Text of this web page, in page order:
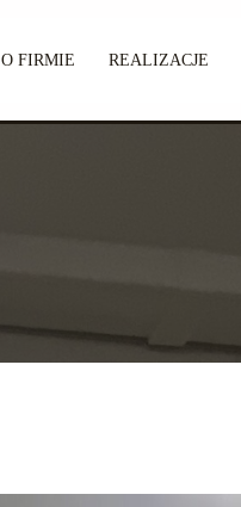
O FIRMIE REALIZACJE